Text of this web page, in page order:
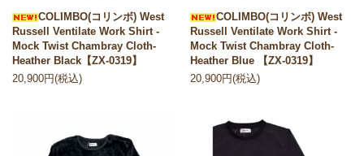
COLIMBO(コリンボ) West
Russell Ventilate Work Shirt -
Mock Twist Chambray Cloth-
Heather Black【ZX-0319】
20,900円(税込)
COLIMBO(コリンボ) West
Russell Ventilate Work Shirt -
Mock Twist Chambray Cloth-
Heather Blue 【ZX-0319】
20,900円(税込)